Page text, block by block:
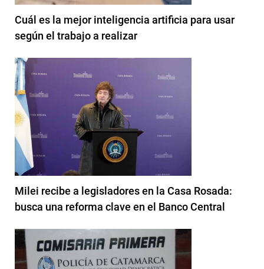
Cuál es la mejor inteligencia artificia para usar
según el trabajo a realizar
Milei recibe a legisladores en la Casa Rosada:
busca una reforma clave en el Banco Central